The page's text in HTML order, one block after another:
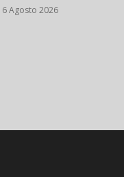
6 Agosto 2026